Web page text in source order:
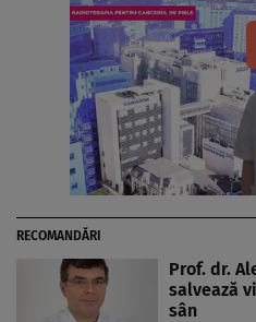
RECOMANDĂRI
Prof. dr.
salvează
sân